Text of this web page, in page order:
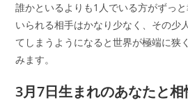
誰かといるよりも1人でいる方がずっ
いられる相手はかなり少なく、その少
てしまうようになると世界が極端に狭
みます。
3月7日生まれのあなたと